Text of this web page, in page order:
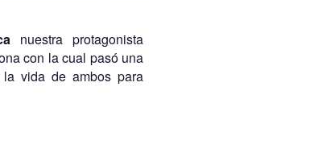
nuestra protagonista
con la cual pasó una
la vida de ambos para